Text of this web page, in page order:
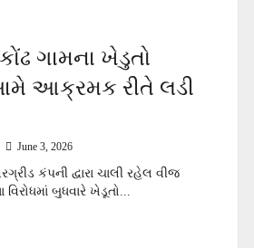
ગામના ખેડુતો
આક્રમક રીતે લડી
June 3, 2026
કંપની દ્વારા ચાલી રહેલ વીજ
વિરોધમાં બુધવારે ખેડૂતો...